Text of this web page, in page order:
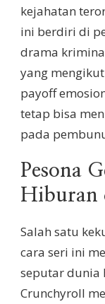
kejahatan
ini berdiri di
drama
yang
payoff
tetap bisa
pada
Pesona
Hiburan
Salah satu
cara seri ini
seputar dunia
Crunchyroll